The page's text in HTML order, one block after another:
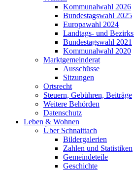
Kommunalwahl 2026
Bundestagswahl 2025
Europawahl 2024
Landtags- und
Bundestagswahl 2021
Kommunalwahl 2020
Marktgemeinderat
Ausschüsse
Sitzungen
Ortsrecht
Steuern, Gebühren, Beiträge
Weitere Behörden
Datenschutz
Leben & Wohnen
Über Schnaittach
Bildergalerien
Zahlen und Statistiken
Gemeindeteile
Geschichte